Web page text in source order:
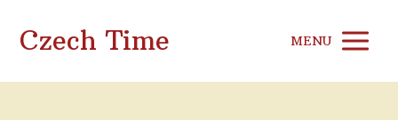
Czech Time MENU